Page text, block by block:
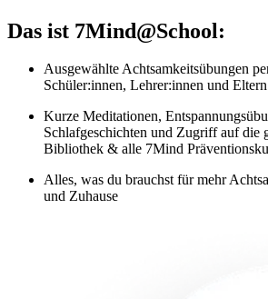
Das ist 7Mind@School:
Ausgewählte Achtsamkeitsübungen
Schüler:innen, Lehrer:innen und Eltern
Kurze Meditationen,
Schlafgeschichten und Zugriff auf die
Bibliothek & alle 7Mind
Alles, was du brauchst für mehr
und Zuhause